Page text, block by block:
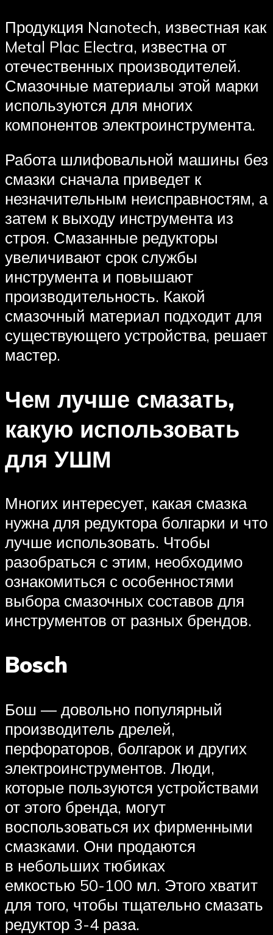
Продукция Nanotech, известная как
Metal Plac Electra, известна от
отечественных производителей.
Смазочные материалы этой марки
используются для многих
компонентов электроинструмента.
Работа шлифовальной машины без
смазки сначала приведет к
незначительным неисправностям, а
затем к выходу инструмента из
строя. Смазанные редукторы
увеличивают срок службы
инструмента и повышают
производительность. Какой
смазочный материал подходит для
существующего устройства, решает
мастер.
Чем лучше смазать,
какую использовать
для УШМ
Многих интересует, какая смазка
нужна для редуктора болгарки и что
лучше использовать. Чтобы
разобраться с этим, необходимо
ознакомиться с особенностями
выбора смазочных составов для
инструментов от разных брендов.
Bosch
Бош — довольно популярный
производитель дрелей,
перфораторов, болгарок и других
электроинструментов. Люди,
которые пользуются устройствами
от этого бренда, могут
воспользоваться их фирменными
смазками. Они продаются
в небольших тюбиках
емкостью 50-100 мл. Этого хватит
для того, чтобы тщательно смазать
редуктор 3-4 раза.